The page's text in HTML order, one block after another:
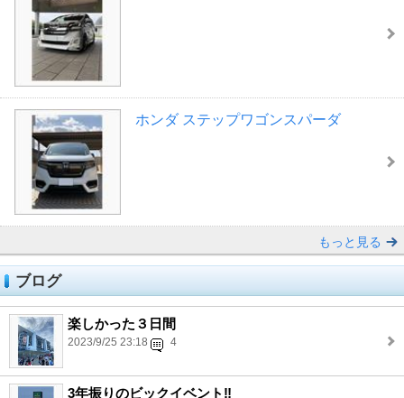
ホンダ ステップワゴンスパーダ
もっと見る
ブログ
楽しかった３日間
2023/9/25 23:18 4
3年振りのビックイベント‼️